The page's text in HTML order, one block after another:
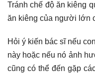
Tránh chế độ ăn kiêng
ăn kiêng của người lớn
Hỏi ý kiến bác sĩ nếu
này hoặc nếu nó ảnh
cũng có thể đến gặp